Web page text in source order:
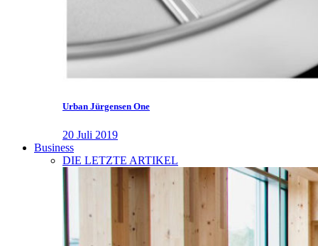
Urban Jürgensen One
20 Juli 2019
Business
DIE LETZTE ARTIKEL